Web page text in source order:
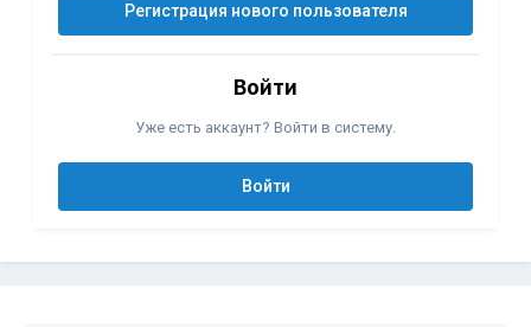
Регистрация нового пользователя
Войти
Уже есть аккаунт? Войти в систему.
Войти